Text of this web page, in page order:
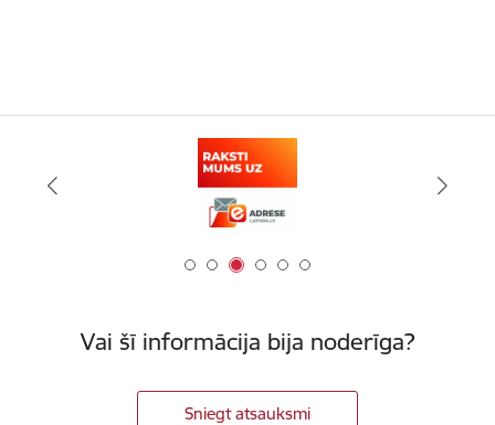
Vai šī informācija bija noderīga?
Sniegt atsauksmi